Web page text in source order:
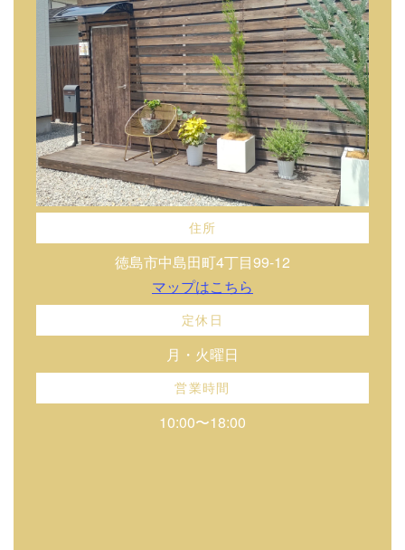
住所
徳島市中島田町4丁目99-12
マップはこちら
定休日
月・火曜日
営業時間
10:00〜18:00